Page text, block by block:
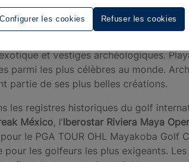
Golf Club
et vestiges archéologiques.
parmi les plus célèbres au monde.
partie de ses plus belles créations.
les registres historiques du golf
México, l’Iberostar Riviera Maya
le PGA TOUR OHL Mayakoba Golf
les golfeurs les plus exigeants.
Configurer les cookies Refuser les cookies